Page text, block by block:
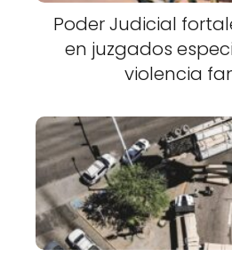
Poder Judicial
en juzgados
violencia